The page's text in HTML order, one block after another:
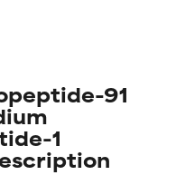
91
1